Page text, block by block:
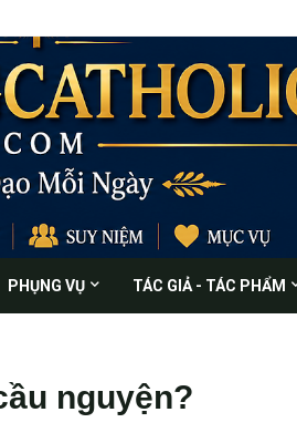
PHỤNG VỤ TÁC GIẢ - TÁC PHẨM
nguyện?